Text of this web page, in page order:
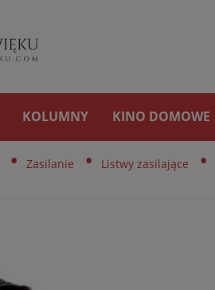
KOLUMNY KINO DOMOWE
• Zasilanie • Listwy zasilające •